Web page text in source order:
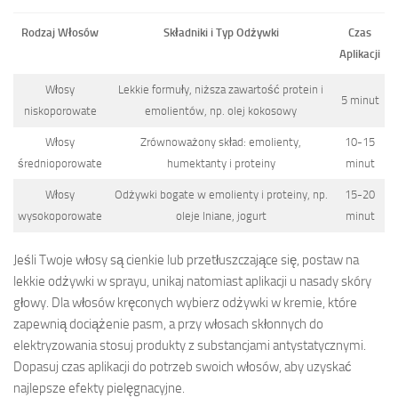
Rodzaj Włosów Składniki i Typ Odżywki
Czas
Aplikacji
Włosy
niskoporowate
Lekkie formuły, niższa zawartość protein i
emolientów, np. olej kokosowy
5 minut
Włosy
średnioporowate
Zrównoważony skład: emolienty,
humektanty i proteiny
10-15
minut
Włosy
wysokoporowate
Odżywki bogate w emolienty i proteiny, np.
oleje lniane, jogurt
15-20
minut
Jeśli Twoje włosy są cienkie lub przetłuszczające się, postaw na
lekkie odżywki w sprayu, unikaj natomiast aplikacji u nasady skóry
głowy. Dla włosów kręconych wybierz odżywki w kremie, które
zapewnią dociążenie pasm, a przy włosach skłonnych do
elektryzowania stosuj produkty z substancjami antystatycznymi.
Dopasuj czas aplikacji do potrzeb swoich włosów, aby uzyskać
najlepsze efekty pielęgnacyjne.